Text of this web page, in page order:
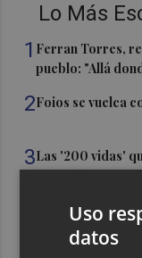
Lo Más
1 Ferran Torres,
pueblo: "Allá
2Foios se vuelca
3Las '200 vidas'
cima del cine: un
Mario
la Eredivisie
Uso
datos